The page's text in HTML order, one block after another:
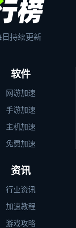
持续更新
软件
网游加速
手游加速
主机加速
免费加速
资讯
行业资讯
加速教程
游戏攻略